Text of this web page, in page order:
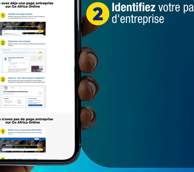
du parti des baobabs, épaulées
quartiers des 6 arrondissements que